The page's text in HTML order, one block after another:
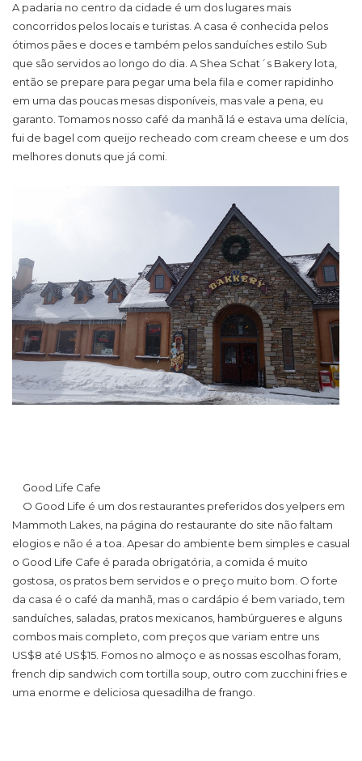
A padaria no centro da cidade é um dos lugares mais
concorridos pelos locais e turistas. A casa é conhecida pelos
ótimos pães e doces e também pelos sanduíches estilo Sub
que são servidos ao longo do dia. A Shea Schat´s Bakery lota,
então se prepare para pegar uma bela fila e comer rapidinho
em uma das poucas mesas disponíveis, mas vale a pena, eu
garanto. Tomamos nosso café da manhã lá e estava uma delícia,
fui de bagel com queijo recheado com cream cheese e um dos
melhores donuts que já comi.
Good Life Cafe
O Good Life é um dos restaurantes preferidos dos yelpers em
Mammoth Lakes, na página do restaurante do site não faltam
elogios e não é a toa. Apesar do ambiente bem simples e casual
o Good Life Cafe é parada obrigatória, a comida é muito
gostosa, os pratos bem servidos e o preço muito bom. O forte
da casa é o café da manhã, mas o cardápio é bem variado, tem
sanduíches, saladas, pratos mexicanos, hambúrgueres e alguns
combos mais completo, com preços que variam entre uns
US$8 até US$15. Fomos no almoço e as nossas escolhas foram,
french dip sandwich com tortilla soup, outro com zucchini fries e
uma enorme e deliciosa quesadilha de frango.